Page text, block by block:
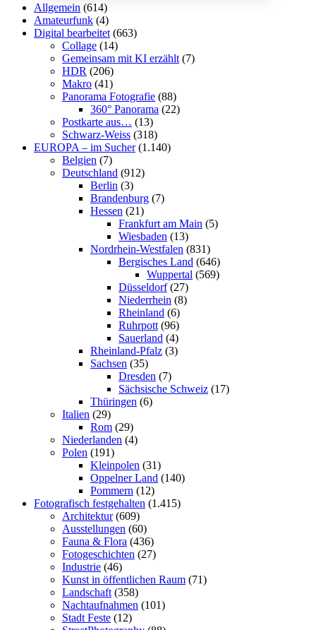
Allgemein (614)
Amateurfunk (4)
Digital bearbeitet (663)
Collage (14)
Gemeinsam mit KI erzählt (7)
HDR (206)
Makro (41)
Panorama Fotografie (88)
360° Panorama (22)
Postkarte aus… (13)
Schwarz-Weiss (318)
EUROPA – im Sucher(1.140)
Belgien (7)
Deutschland (912)
Berlin (3)
Brandenburg (7)
Hessen (21)
Frankfurt am Main (5)
Wiesbaden (13)
Nordrhein-Westfalen (831)
Bergisches Land (646)
Wuppertal (569)
Düsseldorf(27)
Niederrhein (8)
Rheinland (6)
Ruhrpott (96)
Sauerland (4)
Rheinland-Pfalz (3)
Sachsen (35)
Dresden (7)
Sächsische Schweiz (17)
Thüringen (6)
Italien (29)
Rom (29)
Niederlanden (4)
Polen (191)
Kleinpolen (31)
Oppelner Land (140)
Pommern (12)
Fotografisch festgehalten (1.415)
Architektur(609)
Ausstellungen (60)
Fauna & Flora (436)
Fotogeschichten (27)
Industrie (46)
Kunst in öffentlichen Raum (71)
Landschaft (358)
Nachtaufnahmen (101)
Stadt Feste (12)